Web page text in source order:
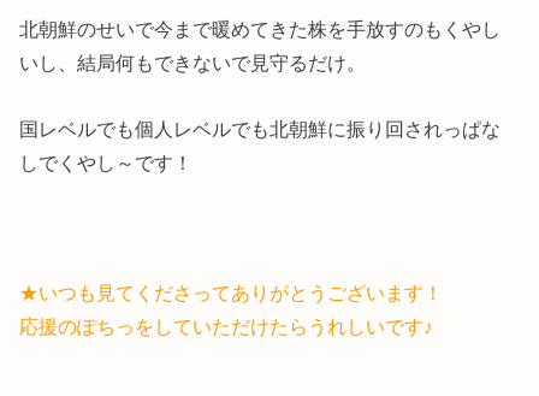
北朝鮮のせいで今まで暖めてきた株を手放すのもくやし
いし、結局何もできないで見守るだけ。
国レベルでも個人レベルでも北朝鮮に振り回されっぱな
しでくやし～です！
★いつも見てくださってありがとうございます！
応援のぽちっをしていただけたらうれしいです♪